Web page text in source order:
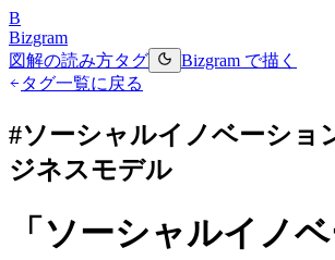
B
Bizgram
図解の読み方タグ
Bizgram で描く
タグ一覧に戻る
#ソーシャルイノベーショ
ジネスモデル
「 ソーシャルイノベ